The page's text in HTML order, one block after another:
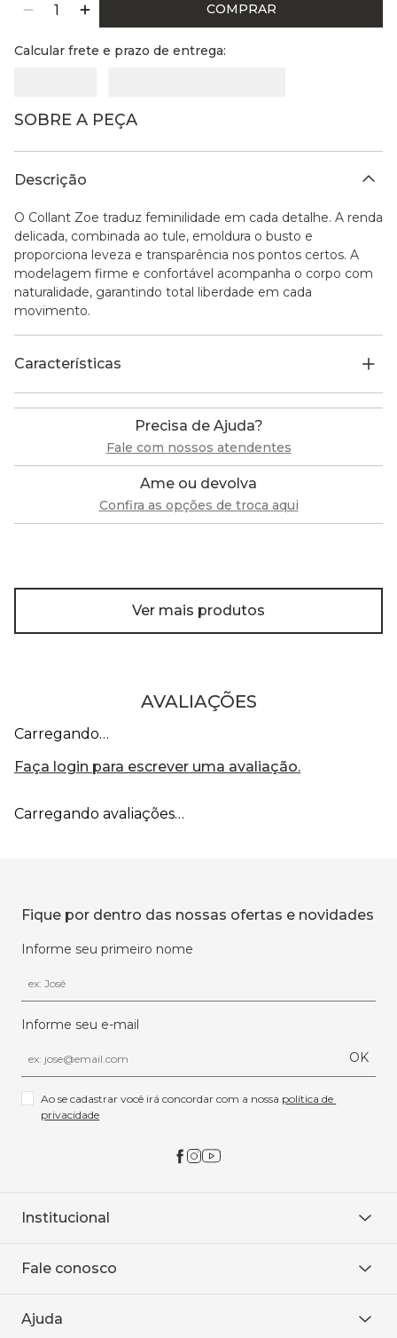
COMPRAR
Calcular frete e prazo de entrega:
SOBRE A PEÇA
Descrição
O Collant Zoe traduz feminilidade em cada detalhe. A renda
delicada, combinada ao tule, emoldura o busto e
proporciona leveza e transparência nos pontos certos. A
modelagem firme e confortável acompanha o corpo com
naturalidade, garantindo total liberdade em cada
movimento.
Características
Precisa de Ajuda?
Fale com nossos atendentes
Ame ou devolva
Confira as opções de troca aqui
Ver mais produtos
AVALIAÇÕES
Carregando…
Faça login para escrever uma avaliação.
Carregando avaliações…
Fique por dentro das nossas ofertas e novidades
Informe seu primeiro nome
Informe seu e-mail
OK
Ao se cadastrar você irá concordar com a nossa política de
privacidade
Institucional
Onde encontrar
Baixe o APP
Fale conosco
WhatsApp
Ajuda